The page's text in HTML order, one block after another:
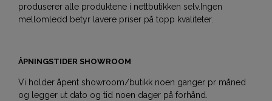
produserer alle produktene i nettbutikken selv.Ingen
mellomledd betyr lavere priser på topp kvaliteter.
ÅPNINGSTIDER SHOWROOM
Vi holder åpent showroom/butikk noen ganger pr måned
og legger ut dato og tid noen dager på forhånd.